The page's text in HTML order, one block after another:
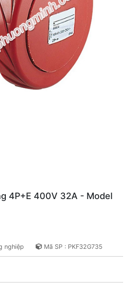
4P+E 400V 32A - Model
nghiệp
Mã SP : PKF32G735